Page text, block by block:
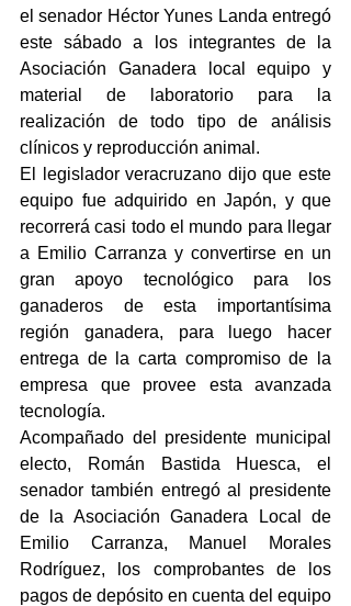
el senador Héctor Yunes Landa entregó
este sábado a los integrantes de la
Asociación Ganadera local equipo y
material de laboratorio para la
realización de todo tipo de análisis
clínicos y reproducción animal.
El legislador veracruzano dijo que este
equipo fue adquirido en Japón, y que
recorrerá casi todo el mundo para llegar
a Emilio Carranza y convertirse en un
gran apoyo tecnológico para los
ganaderos de esta importantísima
región ganadera, para luego hacer
entrega de la carta compromiso de la
empresa que provee esta avanzada
tecnología.
Acompañado del presidente municipal
electo, Román Bastida Huesca, el
senador también entregó al presidente
de la Asociación Ganadera Local de
Emilio Carranza, Manuel Morales
Rodríguez, los comprobantes de los
pagos de depósito en cuenta del equipo